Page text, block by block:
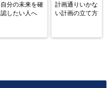
自分の未来を確
認したい人へ
計画通りいかな
い計画の立て方